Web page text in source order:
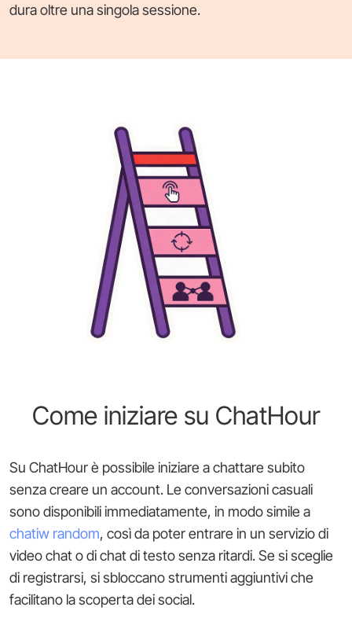
dura oltre una singola sessione.
Come iniziare su ChatHour
Su ChatHour è possibile iniziare a chattare subito
senza creare un account. Le conversazioni casuali
sono disponibili immediatamente, in modo simile a
chatiw random, così da poter entrare in un servizio di
video chat o di chat di testo senza ritardi. Se si sceglie
di registrarsi, si sbloccano strumenti aggiuntivi che
facilitano la scoperta dei social.